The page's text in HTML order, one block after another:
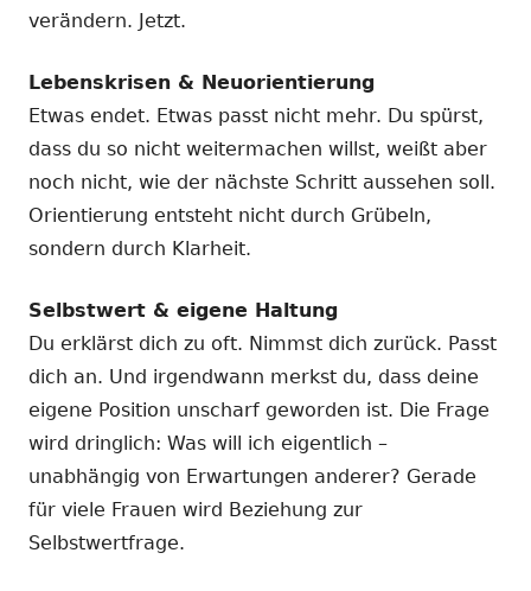
verändern. Jetzt.
Lebenskrisen & Neuorientierung
Etwas endet. Etwas passt nicht mehr. Du spürst,
dass du so nicht weitermachen willst, weißt aber
noch nicht, wie der nächste Schritt aussehen soll.
Orientierung entsteht nicht durch Grübeln,
sondern durch Klarheit.
Selbstwert & eigene Haltung
Du erklärst dich zu oft. Nimmst dich zurück. Passt
dich an. Und irgendwann merkst du, dass deine
eigene Position unscharf geworden ist. Die Frage
wird dringlich: Was will ich eigentlich –
unabhängig von Erwartungen anderer? Gerade
für viele Frauen wird Beziehung zur
Selbstwertfrage.